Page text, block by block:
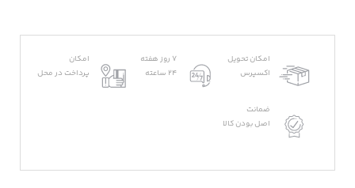
امکان تحویل
اکسپرس
7 روز هفته
24 ساعته
امکان
پرداخت در محل
ضمانت
اصل بودن کالا